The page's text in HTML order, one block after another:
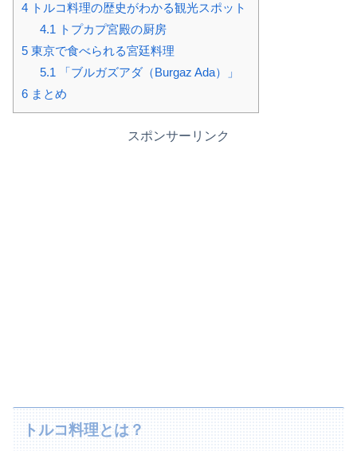
4 トルコ料理の歴史がわかる観光スポット
4.1 トプカプ宮殿の厨房
5 東京で食べられる宮廷料理
5.1 「ブルガズアダ（Burgaz Ada）」
6 まとめ
スポンサーリンク
トルコ料理とは？